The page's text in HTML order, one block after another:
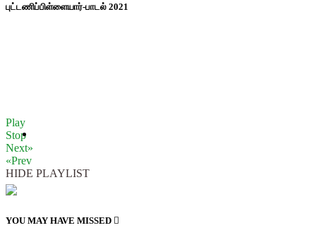
புட்டணிப்பிள்ளையார்-பாடல் 2021
Play
Stop
Next»
«Prev
HIDE PLAYLIST
YOU MAY HAVE MISSED